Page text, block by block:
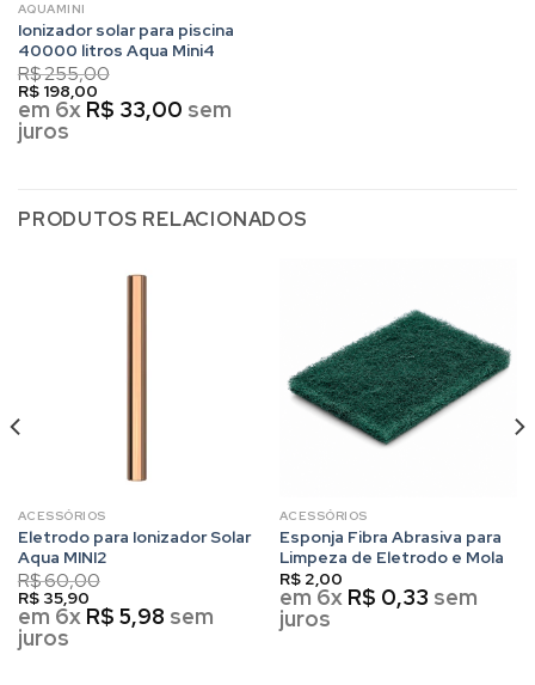
AQUAMINI
Ionizador solar para piscina
40000 litros Aqua Mini4
R$255,00
R$198,00
em 6x R$ 33,00 sem
juros
PRODUTOS RELACIONADOS
ACESSÓRIOS
Eletrodo para Ionizador Solar
Aqua MINI2
R$60,00
R$35,90
em 6x R$ 5,98 sem
juros
ACESSÓRIOS
Esponja Fibra Abrasiva para
Limpeza de Eletrodo e Mola
R$2,00
em 6x R$ 0,33 sem
juros